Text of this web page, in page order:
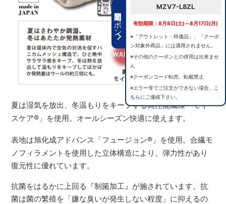
期間限定クーポン
MZV7-L8ZL
有効期限：8月8日(土)～8月17日(月)
※「アウトレット・特価品」、「クーポ
ン対象外商品」には適用されません。
※その他のクーポンとの併用は出来ませ
ん
※クーポンコード転売、転載禁止
※エラー等でご注文ができない場合、
こ
ちらにご連絡下さい。
夏は湿気を放出、冬温もりをキープする高性能繊維「モイ
スケア® 」を使用。オールシーズン快適に使えます。
表地は旭化成アドバンス「フュージョン® 」を使用。合繊モ
ノフィラメントを使用した立体構造により、弾力性があり
復元性に優れています。
抗菌をはるかに上回る『制箘加工』が施されています。抗
菌は菌の繁殖を「嫌な臭いが発生しない程度」に抑えるの